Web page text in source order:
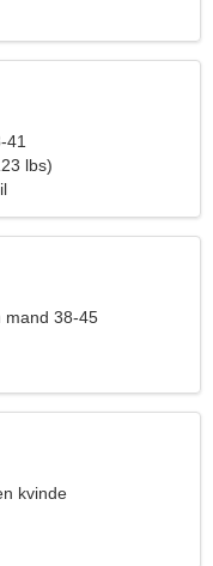
41
lbs)
mand 38-45
kvinde